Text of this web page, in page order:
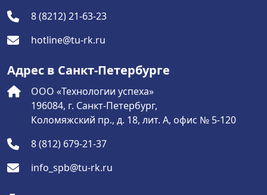
8 (8212) 21-63-23
hotline@tu-rk.ru
Адрес в Санкт-Петербурге
ООО «Технологии успеха»
196084, г. Санкт-Петербург,
Коломяжский пр., д. 18, лит. А, офис № 5-120
8 (812) 679-21-37
info_spb@tu-rk.ru